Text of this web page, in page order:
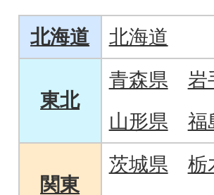
北海道 北海道
東北
青森県 岩
山形県
福
関東
茨城県 栃